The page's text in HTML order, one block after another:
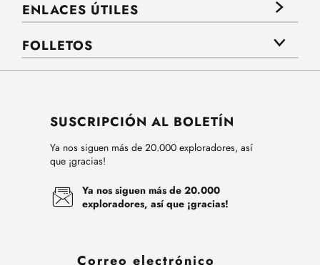
ENLACES ÚTILES
FOLLETOS
SUSCRIPCIÓN AL BOLETÍN
Ya nos siguen más de 20.000 exploradores, así
que ¡gracias!
Ya nos siguen más de 20.000
exploradores, así que ¡gracias!